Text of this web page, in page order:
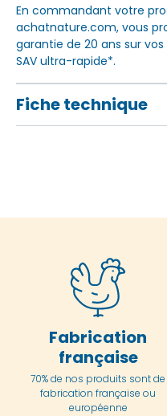
En commandant votre
achatnature.com, vous
garantie de 20 ans sur
SAV ultra-rapide*.
Fiche technique
Fabrication
française
70% de nos produits sont de
fabrication française ou
européenne